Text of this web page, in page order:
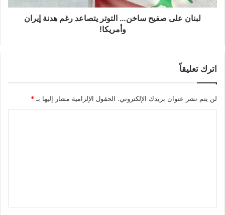
لبنان على صفيح ساخن… التوتر يتصاعد رغم هدنة إيران
وأمريكا!
اترك تعليقاً
لن يتم نشر عنوان بريدك الإلكتروني. الحقول الإلزامية مشار إليها بـ *